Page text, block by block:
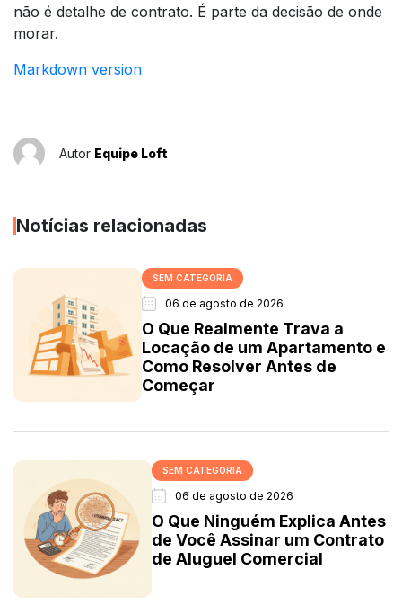
não é detalhe de contrato. É parte da decisão de onde
morar.
Markdown version
Autor Equipe Loft
Notícias relacionadas
SEM CATEGORIA
06 de agosto de 2026
O Que Realmente Trava a
Locação de um Apartamento e
Como Resolver Antes de
Começar
SEM CATEGORIA
06 de agosto de 2026
O Que Ninguém Explica Antes
de Você Assinar um Contrato
de Aluguel Comercial